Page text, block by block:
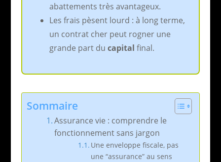
abattements très avantageux.
Les frais pèsent lourd : à long terme,
un contrat cher peut rogner une
grande part du capital final.
Sommaire
Assurance vie : comprendre le
fonctionnement sans jargon
Une enveloppe fiscale, pas
une “assurance” au sens